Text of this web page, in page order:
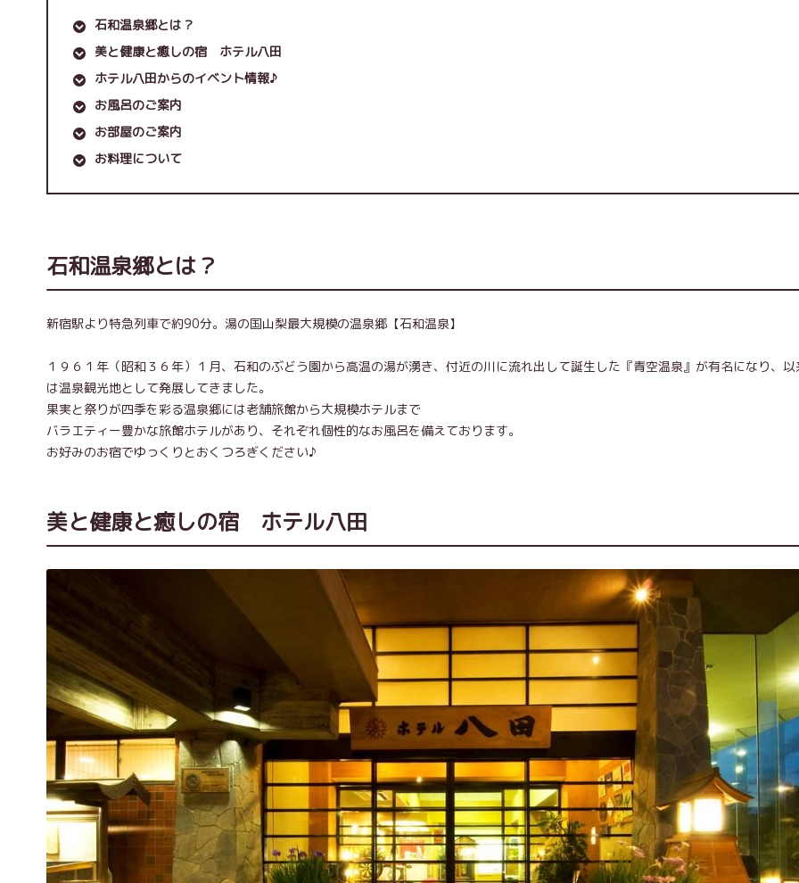
石和温泉郷とは？
美と健康と癒しの宿 ホテル八田
ホテル八田からのイベント情報♪
お風呂のご案内
お部屋のご案内
お料理について
石和温泉郷とは？
新宿駅より特急列車で約90分。湯の国山梨最大規模の温泉郷【石和温泉】
１９６１年（昭和３６年）１月、石和のぶどう園から高温の湯が湧き、付近の川に流れ出して誕生した『青空温泉』が有名になり、
は温泉観光地として発展してきました。
果実と祭りが四季を彩る温泉郷には老舗旅館から大規模ホテルまで
バラエティー豊かな旅館ホテルがあり、それぞれ個性的なお風呂を備えております。
お好みのお宿でゆっくりとおくつろぎください♪
美と健康と癒しの宿 ホテル八田